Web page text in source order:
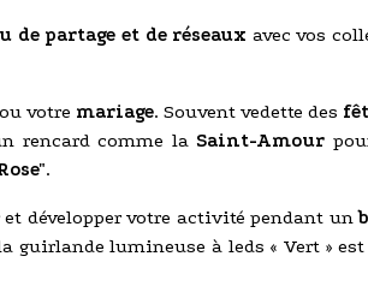
de partage et de réseaux avec vos
ou votre mariage. Souvent vedette des
rencard comme laSaint-Amour
.
développer votre activité pendant un
guirlande lumineuse à leds « Vert »